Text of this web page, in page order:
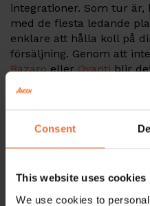
Consent
This website uses cookies
We use cookies to
integrationer. Som tur är,
med de flesta ledande
enklare att hålla koll på
försäljning. Genom att
BazaroellerQvantiblir
hålla koll på varornas
säkerställa att rätt
enklare att hantera